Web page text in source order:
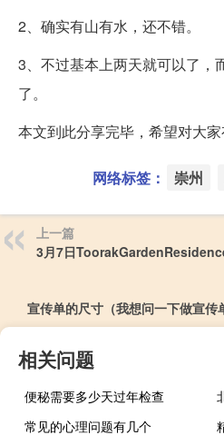
2、确实有山有水，还不错。
3、不过基本上两天就可以了，
了。
本文到此分享完毕，希望对大家
网络标签： 崇州
上一篇
3月7日
宣传单的尺寸（我想问一下做宣传
相关问题
便秘需要多少天过年检查
常见的心理问题有几个